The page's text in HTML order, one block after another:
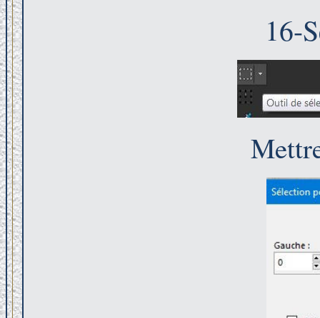
16-